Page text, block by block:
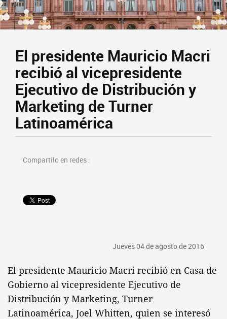
El presidente Mauricio Macri
recibió al vicepresidente
Ejecutivo de Distribución y
Marketing de Turner
Latinoamérica
Compartilo en redes :
Jueves 04 de agosto de 2016
El presidente Mauricio Macri recibió en Casa de
Gobierno al vicepresidente Ejecutivo de
Distribución y Marketing, Turner
Latinoamérica, Joel Whitten, quien se interesó